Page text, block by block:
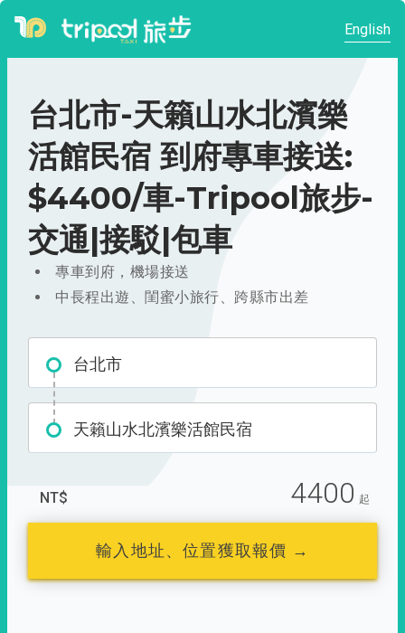
English
台北市-天籟山水北濱樂
活館民宿 到府專車接送:
$4400/車-Tripool旅步-
交通|接駁|包車
專車到府，機場接送
中長程出遊、閨蜜小旅行、跨縣市出差
台北市
天籟山水北濱樂活館民宿
NT$ 4400 起
輸入地址、位置獲取報價 →